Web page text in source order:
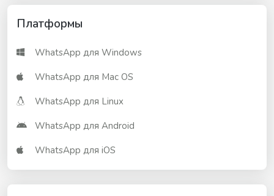
Платформы
WhatsApp для Windows
WhatsApp для Mac OS
WhatsApp для Linux
WhatsApp для Android
WhatsApp для iOS